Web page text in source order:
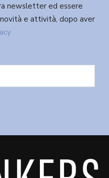
newsletter ed essere
e attività, dopo aver